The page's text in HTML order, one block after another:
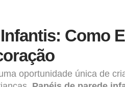
Como
oportunidade única de